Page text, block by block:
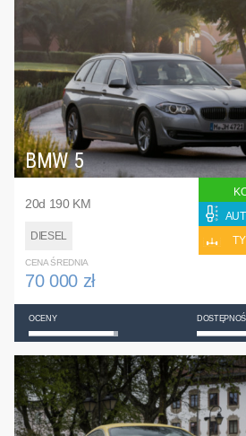
BMW 5
20d 190 KM
DIESEL
CENA ŚREDNIA
70 000 zł
OCENY